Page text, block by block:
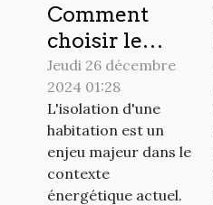
Comment
choisir le
meilleur bois
triple vitrage
pour une
isolation
optimale
Jeudi 26 décembre
2024 01:28
L'isolation d'une
habitation est un
enjeu majeur dans le
contexte
énergétique actuel.